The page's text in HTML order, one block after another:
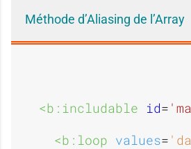
Méthode d’Aliasing de l’Array
<b:includable id=
<b:loop values=